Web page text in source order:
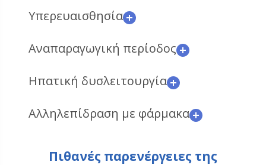
Υπερευαισθησία
Αναπαραγωγική περίοδος
Ηπατική δυσλειτουργία
Αλληλεπίδραση με φάρμακα
Πιθανές παρενέργειες της